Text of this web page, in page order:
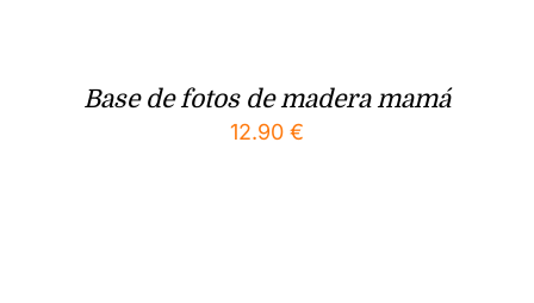
Base de fotos de madera mamá
12.90 €